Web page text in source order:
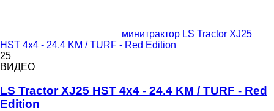
минитрактор LS Tractor XJ25
HST 4x4 - 24.4 KM / TURF - Red Edition
25
ВИДЕО
LS Tractor XJ25 HST 4x4 - 24.4 KM / TURF - Red
Edition